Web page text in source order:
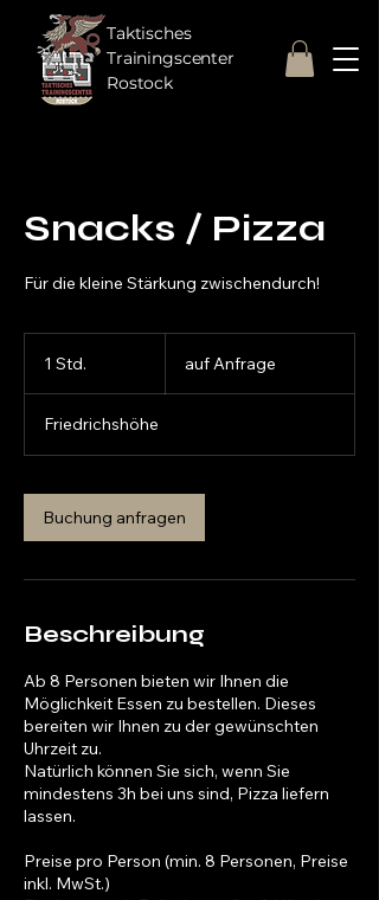
Taktisches
Trainingscenter
Rostock
Snacks / Pizza
Für die kleine Stärkung zwischendurch!
1 Std.
d
auf Anfrage
Friedrichshöhe
Buchung anfragen
Beschreibung
Ab 8 Personen bieten wir Ihnen die
Möglichkeit Essen zu bestellen. Dieses
bereiten wir Ihnen zu der gewünschten
Uhrzeit zu.
Natürlich können Sie sich, wenn Sie
mindestens 3h bei uns sind, Pizza liefern
lassen.
Preise pro Person (min. 8 Personen, Preise
inkl. MwSt.)